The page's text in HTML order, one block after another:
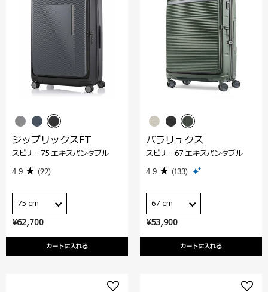
¥62,700
カートに入れる
ジップリックスFT
スピナー75 エキスパンダブル
4.9 (22)
75 cm
¥53,900
カートに入れる
パラリュクス
スピナー67 エキスパンダブル
4.9 (133)
67 cm